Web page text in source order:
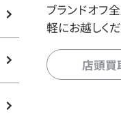
ブランドオフ
軽にお越しくだ
店頭買